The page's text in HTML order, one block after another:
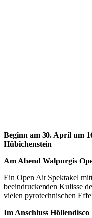
Beginn am 30. April um
Hübichenstein
Am Abend Walpurgis
Ein Open Air Spektakel
beeindruckenden Kulisse
vielen pyrotechnischen
Im Anschluss Höllendisco